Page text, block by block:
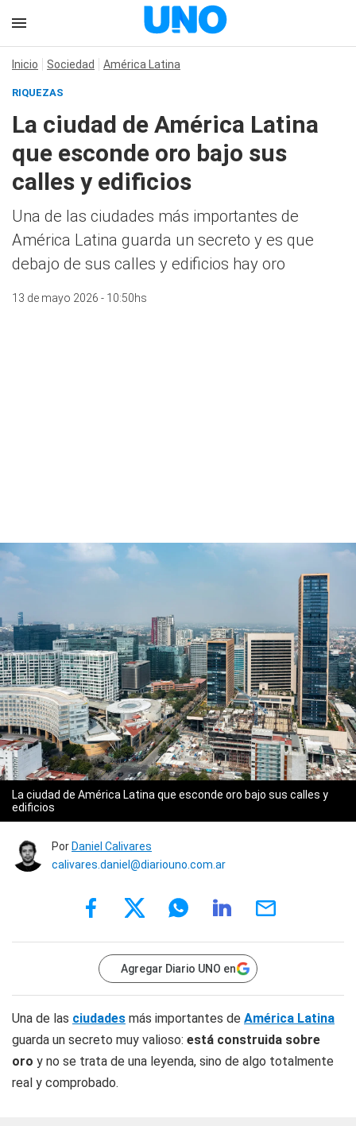
Inicio Sociedad América Latina
RIQUEZAS
La ciudad de América Latina
que esconde oro bajo sus
calles y edificios
Una de las ciudades más importantes de
América Latina guarda un secreto y es que
debajo de sus calles y edificios hay oro
13 de mayo 2026 - 10:50hs
La ciudad de América Latina que esconde oro bajo sus calles y
edificios
Por Daniel Calivares
calivares.daniel@diariouno.com.ar
Agregar Diario UNO en
Una de las ciudades más importantes de América Latina
guarda un secreto muy valioso: está construida sobre
oro y no se trata de una leyenda, sino de algo totalmente
real y comprobado.